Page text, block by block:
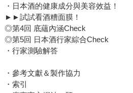
・日本酒的健康成分與美容效益！
►►試試看酒糟面膜！
◎第4回 底蘊內涵Check
◎第5回 日本酒行家綜合Check
・行家測驗解答
・參考文獻＆製作協力
・索引